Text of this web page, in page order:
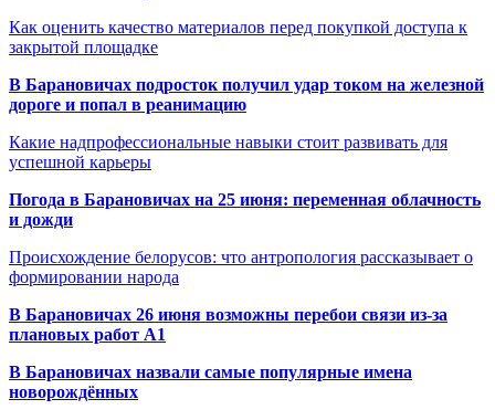
Как оценить качество материалов перед покупкой доступа к
закрытой площадке
В Барановичах подросток получил удар током на железной
дороге и попал в реанимацию
Какие надпрофессиональные навыки стоит развивать для
успешной карьеры
Погода в Барановичах на 25 июня: переменная облачность
и дожди
Происхождение белорусов: что антропология рассказывает о
формировании народа
В Барановичах 26 июня возможны перебои связи из-за
плановых работ A1
В Барановичах назвали самые популярные имена
новорождённых